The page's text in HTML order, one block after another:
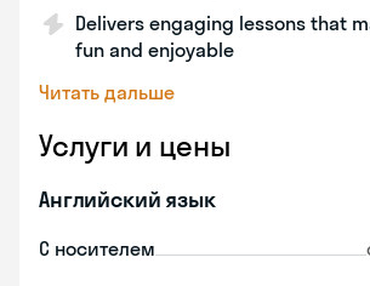
Delivers engaging lessons that
fun and enjoyable
Читать дальше
Услуги и цены
Английский язык
С носителем